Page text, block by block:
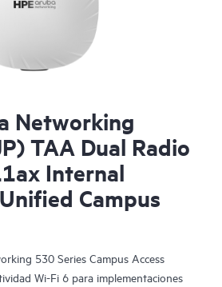
Networking
TAA Dual Radio
Internal
Campus
530 Series Campus Access
Wi-Fi 6 para implementaciones